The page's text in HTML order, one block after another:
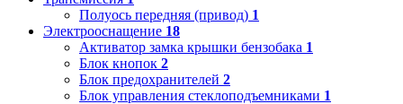
Полуось передняя (привод) 1
Электрооснащение 18
Активатор замка крышки бензобака 1
Блок кнопок 2
Блок предохранителей 2
Блок управления стеклоподъемниками 1